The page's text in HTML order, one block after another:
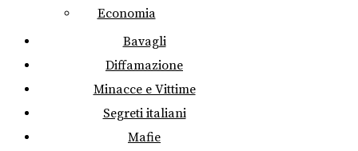
Economia
Bavagli
Diffamazione
Minacce e Vittime
Segreti italiani
Mafie